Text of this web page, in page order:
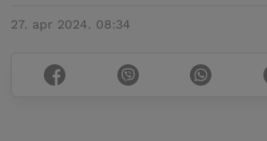
27. apr 2024. 08:34